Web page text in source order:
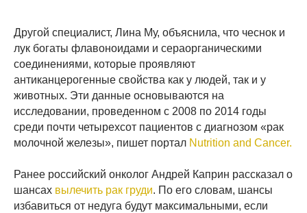
Другой специалист, Лина Му, объяснила, что чеснок и
лук богаты флавоноидами и сераорганическими
соединениями, которые проявляют
антиканцерогенные свойства как у людей, так и у
животных. Эти данные основываются на
исследовании, проведенном с 2008 по 2014 годы
среди почти четырехсот пациентов с диагнозом «рак
молочной железы», пишет портал Nutrition and Cancer.
Ранее российский онколог Андрей Каприн рассказал о
шансах вылечить рак груди. По его словам, шансы
избавиться от недуга будут максимальными, если